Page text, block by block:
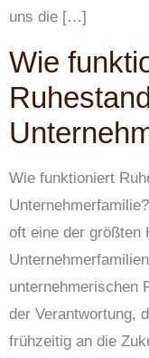
uns die […]
Wie
Wie funktioniert
oft eine der größten
unternehmerischen
der Verantwortung,
frühzeitig an die